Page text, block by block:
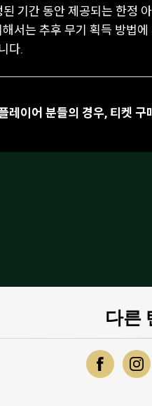
기간 동안 제공되는 한정
서는 추후 무기 획득 방법에
다.
레이어 분들의 경우, 티켓
다른